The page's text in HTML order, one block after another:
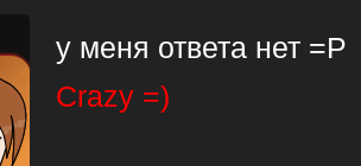
у меня ответа нет =Р
Crazy =)